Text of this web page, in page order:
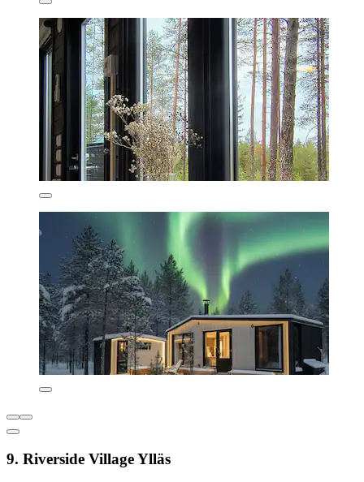
9. Riverside Village Ylläs